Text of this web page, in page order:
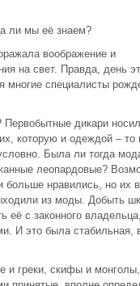
ли мы её знаем?
воображение и
на свет. Правда, день
многие специалисты
дикари
которую и одеждой – то
Была ли тогда
леопардовые?
больше нравились, но их
из моды. Добыть
её с законного
И это была стабильная,
и греки, скифы и монголы,